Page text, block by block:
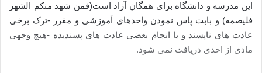
این مدرسه و دانشگاه برای همگان آزاد است(فمن شهد منکم الشهر
فلیصمه) و بابت پاس نمودن واحدهای آموزشی و مقرر -ترک برخی
عادت های ناپسند و یا انجام بعضی عادت های پسندیده -هیچ وجهی
مادی از احدی دریافت نمی شود.